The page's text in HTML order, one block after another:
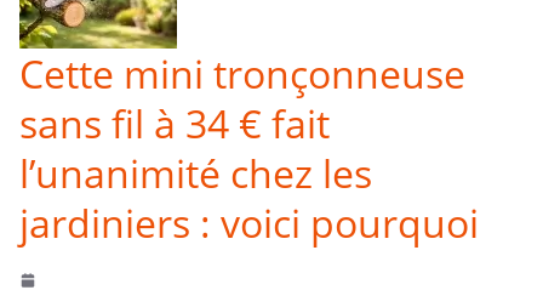
Cette mini tronçonneuse
sans fil à 34 € fait
l’unanimité chez les
jardiniers : voici pourquoi